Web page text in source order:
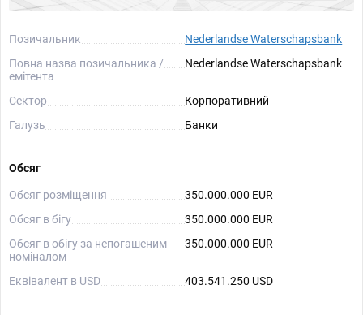
Позичальник
Nederlandse Waterschapsbank
Повна назва позичальника /
емітента
Nederlandse Waterschapsbank
Сектор
Корпоративний
Галузь
Банки
Обсяг
Обсяг розміщення
350.000.000 EUR
Обсяг в бігу
350.000.000 EUR
Обсяг в обігу за непогашеним
номіналом
350.000.000 EUR
Еквівалент в USD 403.541.250 USD